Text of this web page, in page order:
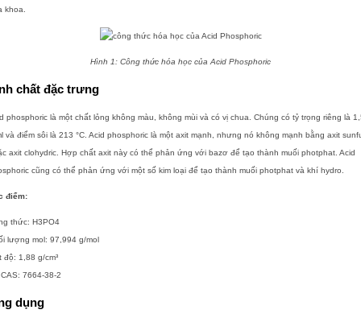
khoa.
Hình 1: Công thức hóa học của Acid Phosphoric
chất đặc trưng
phosphoric là một chất lỏng không màu, không mùi và có vị chua. Chúng có tỷ trọng riêng là
và điểm sôi là 213 °C. Acid phosphoric là một axit mạnh, nhưng nó không mạnh bằng axit
axit clohydric. Hợp chất axit này có thể phản ứng với bazơ để tạo thành muối photphat. Acid
cũng có thể phản ứng với một số kim loại để tạo thành muối photphat và khí hydro.
điểm:
thức: H3PO4
lượng mol: 97,994 g/mol
độ: 1,88 g/cm³
7664-38-2
dụng